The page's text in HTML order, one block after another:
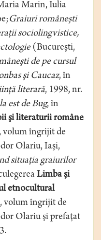
Marin, Iulia
Graiuri româneşti
sociolingvistice,
(Bucureşti,
de pe cursul
şi Caucaz, în
literară, 1998, nr.
est de Bug, în
şi literaturii române
volum îngrijit de
Olariu, Iaşi,
situaţia graiurilor
Limba şi
etnocultural
, volum îngrijit de
Olariu şi prefaţat